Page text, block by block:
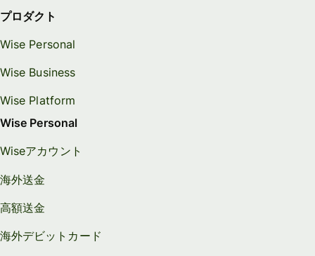
プロダクト
Wise Personal
Wise Business
Wise Platform
Wise Personal
Wiseアカウント
海外送金
高額送金
海外デビットカード